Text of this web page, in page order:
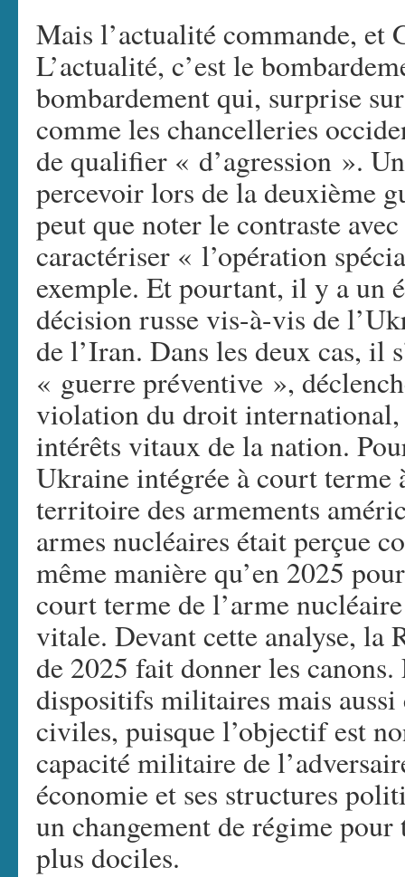
Mais l’actualité commande, et
L’actualité, c’est le
bombardement qui, surprise
comme les chancelleries
de qualifier « d’agression ».
percevoir lors de la deuxième
peut que noter le contraste
caractériser « l’opération
exemple. Et pourtant, il y a un
décision russe vis-à-vis de
de l’Iran. Dans les deux cas, il
« guerre préventive »,
violation du droit international,
intérêts vitaux de la nation.
Ukraine intégrée à court terme
territoire des armements
armes nucléaires était perçue
même manière qu’en 2025
court terme de l’arme
vitale. Devant cette analyse, la
de 2025 fait donner les
dispositifs militaires mais
civiles, puisque l’objectif est
capacité militaire de
économie et ses structures
un changement de régime
plus dociles.